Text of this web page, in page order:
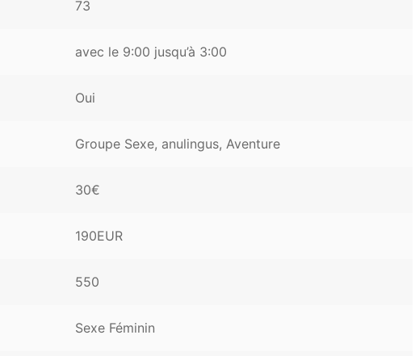
73
avec le 9:00 jusqu’à 3:00
Oui
Groupe Sexe, anulingus, Aventure
30€
190EUR
550
Sexe Féminin